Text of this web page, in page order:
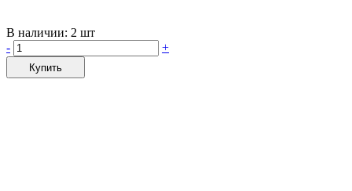
В наличии: 2 шт
-
+
Купить